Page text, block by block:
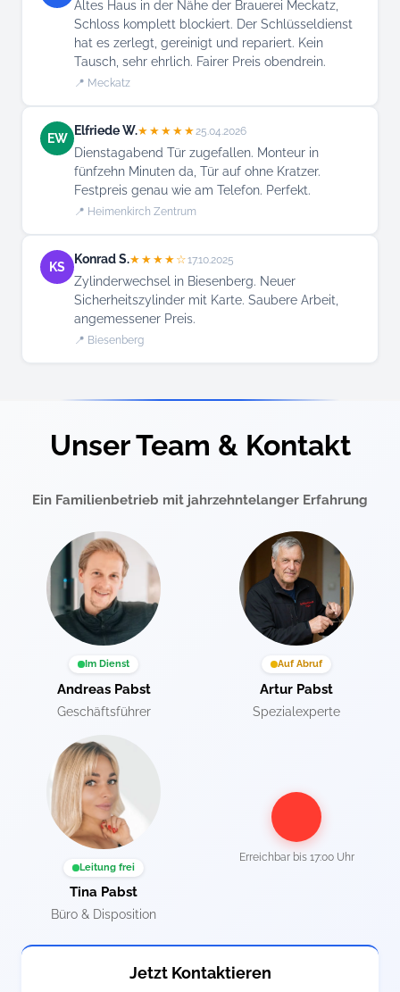
Altes Haus in der Nähe der Brauerei Meckatz,
Schloss komplett blockiert. Der Schlüsseldienst
hat es zerlegt, gereinigt und repariert. Kein
Tausch, sehr ehrlich. Fairer Preis obendrein.
📍 Meckatz
EW
Elfriede W.★★★★★25.04.2026
Dienstagabend Tür zugefallen. Monteur in
fünfzehn Minuten da, Tür auf ohne Kratzer.
Festpreis genau wie am Telefon. Perfekt.
📍 Heimenkirch Zentrum
KS
Konrad S.★★★★☆17.10.2025
Zylinderwechsel in Biesenberg. Neuer
Sicherheitszylinder mit Karte. Saubere Arbeit,
angemessener Preis.
📍 Biesenberg
Unser Team & Kontakt
Ein Familienbetrieb mit jahrzehntelanger Erfahrung
Im Dienst
Andreas Pabst
Geschäftsführer
Auf Abruf
Artur Pabst
Spezialexperte
Leitung frei
Tina Pabst
Büro & Disposition
Erreichbar bis 17:00 Uhr
Jetzt Kontaktieren